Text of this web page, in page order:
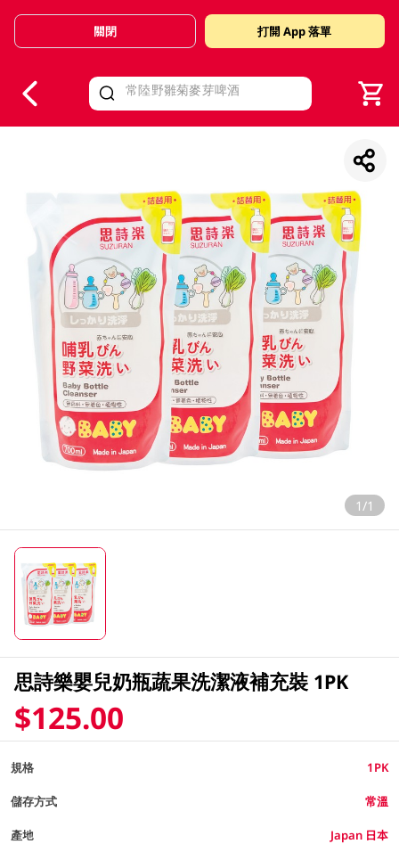
Valid Until 30 June 2026
關閉 打開 App 落單
1/1
思詩樂嬰兒奶瓶蔬果洗潔液補充裝 1PK
$125.00
規格 1PK
儲存方式 常溫
產地 Japan 日本